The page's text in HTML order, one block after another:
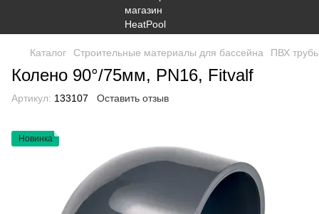
Каталог Строительные материалы для бассейна ПВХ
Колено 90°/75мм, PN16, Fitvalf
Артикул: 133107 Оставить отзыв
Новинка